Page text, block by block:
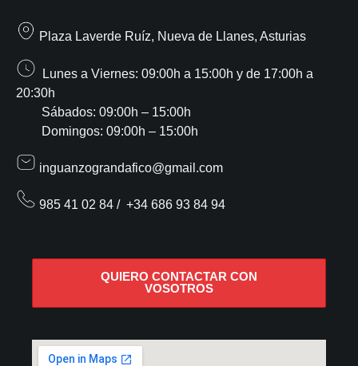
Plaza Laverde Ruíz, Nueva de Llanes, Asturias
Lunes a Viernes: 09:00h a 15:00h y de 17:00h a
20:30h
Sábados: 09:00h – 15:00h
Domingos: 09:00h – 15:00h
inguanzograndafico@gmail.com
985 41 02 84 / +34 686 93 84 94
QUIERO CONTACTAR CON
VOSOTROS